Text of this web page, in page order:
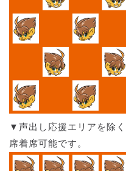
▼声出し応援エリアを除
席着席可能です。